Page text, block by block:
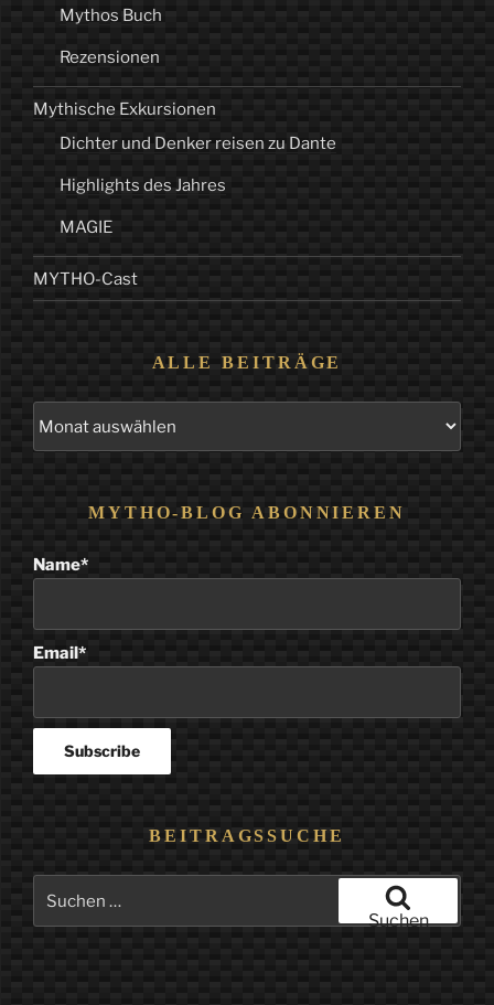
Mythos Buch
Rezensionen
Mythische Exkursionen
Dichter und Denker reisen zu Dante
Highlights des Jahres
MAGIE
MYTHO-Cast
ALLE BEITRÄGE
MYTHO-BLOG ABONNIEREN
Name*
Email*
BEITRAGSSUCHE
Suchen